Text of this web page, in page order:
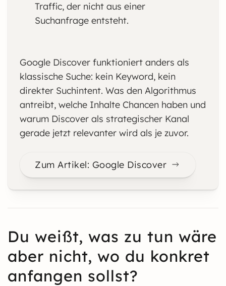
Traffic, der nicht aus einer
Suchanfrage entsteht.
Google Discover funktioniert anders als
klassische Suche: kein Keyword, kein
direkter Suchintent. Was den Algorithmus
antreibt, welche Inhalte Chancen haben und
warum Discover als strategischer Kanal
gerade jetzt relevanter wird als je zuvor.
Zum Artikel: Google Discover
Du weißt, was zu tun wäre
aber nicht, wo du konkret
anfangen sollst?